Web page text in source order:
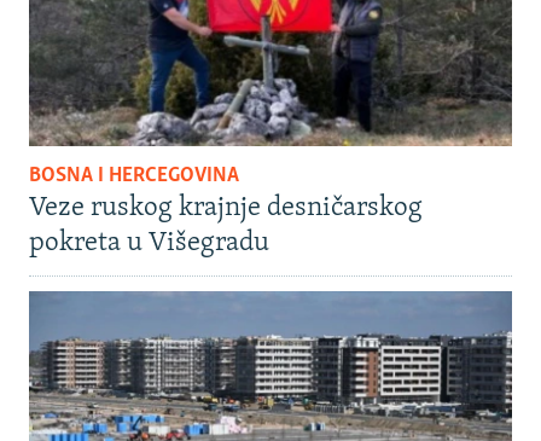
BOSNA I HERCEGOVINA
Veze ruskog krajnje desničarskog
pokreta u Višegradu